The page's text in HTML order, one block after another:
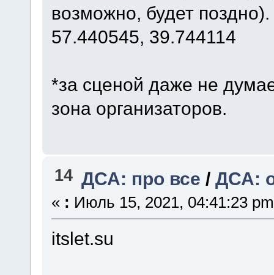
возможно, будет поздно).
57.440545, 39.744114
*за сценой даже не
зона организаторов.
14 ДСА: про все /ДСА:
« : Июль 15, 2021, 04:41:23
itslet.su